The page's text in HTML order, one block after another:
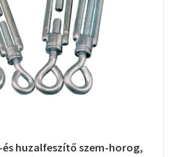
és huzalfeszítő szem-horog,